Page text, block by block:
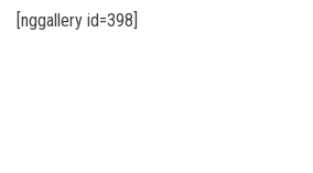
[nggallery id=398]